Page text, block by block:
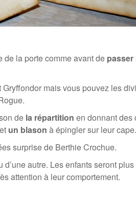
de la porte comme avant de passer
mais vous pouvez les
de la répartition en donnant des
un blason à épingler sur leur cape.
surprise de Berthie Crochue.
d’une autre. Les enfants seront
attention à leur comportement.